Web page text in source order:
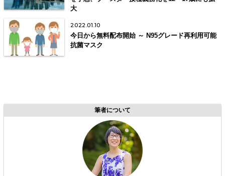
大
2022.01.10
今日から無料配布開始 ～ N95グレード再利用可能
抗菌マスク
筆者について